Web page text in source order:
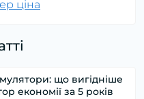
ціна
що вигідніше
економії за 5 років